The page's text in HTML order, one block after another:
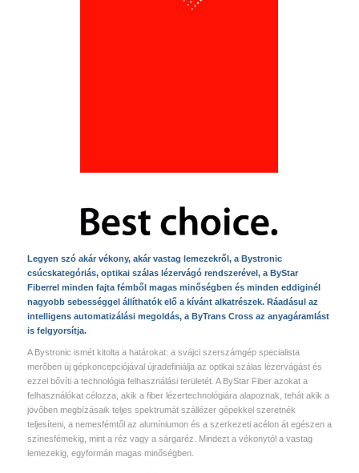
Legyen szó akár vékony, akár vastag lemezekről, a Bystronic
csúcskategóriás, optikai szálas lézervágó rendszerével, a ByStar
Fiberrel minden fajta fémből magas minőségben és minden eddiginél
nagyobb sebességgel állíthatók elő a kívánt alkatrészek. Ráadásul az
intelligens automatizálási megoldás, a ByTrans Cross az anyagáramlást
is felgyorsítja.
A Bystronic ismét kitolta a határokat: a svájci szerszámgép specialista
merőben új gépkoncepciójával újradefiniálja az optikai szálas lézervágást és
ezzel bővíti a technológia felhasználási területét. A ByStar Fiber azokat a
felhasználókat célozza, akik a fiber lézertechnológiára alapoznak, tehát akik a
jövőben megbízásaik teljes spektrumát szállézer gépekkel szeretnék
teljesíteni, a nemesfémtől az alumíniumon és a szerkezeti acélon át egészen a
színesfémekig, mint a réz vagy a sárgaréz. Mindezt a vékonytól a vastag
lemezekig, egyformán magas minőségben.